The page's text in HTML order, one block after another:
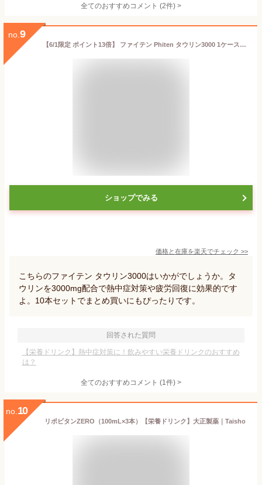
全てのおすすめコメント (2件) >
no. 9
【6/1限定 ポイント13倍】 ファイテン Phiten タウリン3000 1ケース10本入り 指定医薬部外品 疲労回復 タウリン ビタミン 栄養ドリンク 健康ドリンク 栄養補給 滋養強壮 食欲不振 産前産後 EG570010
ショップでみる
価格と在庫を楽天でチェック >>
こちらのファイテン タウリン3000はいかがでしょうか。タ
ウリンを3000mg配合で熱中症対策や疲労回復に効果的です
よ。10本セットでまとめ買いにもぴったりです。
回答された質問
【栄養ドリンク】熱中症対策に！飲みやすい栄養ドリンクのおすすめ
は？
全てのおすすめコメント (1件) >
no. 10
リポビタンZERO（100mL×3本）【栄養ドリンク】大正製薬｜Taisho